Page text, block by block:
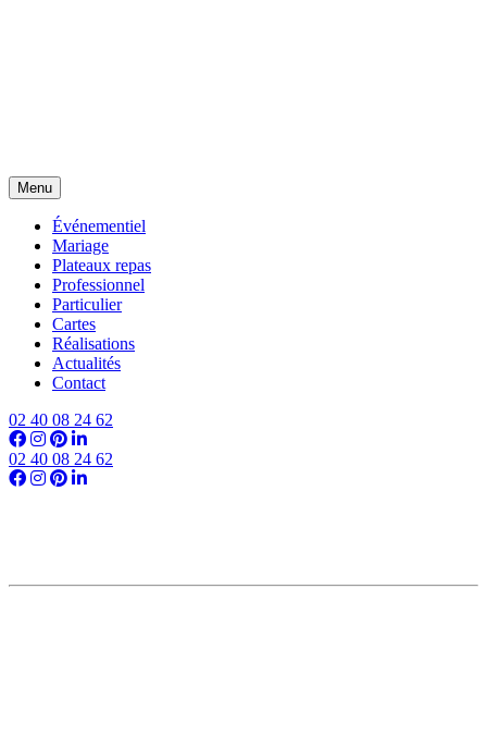
Menu
Événementiel
Mariage
Plateaux repas
Professionnel
Particulier
Cartes
Réalisations
Actualités
Contact
02 40 08 24 62
02 40 08 24 62